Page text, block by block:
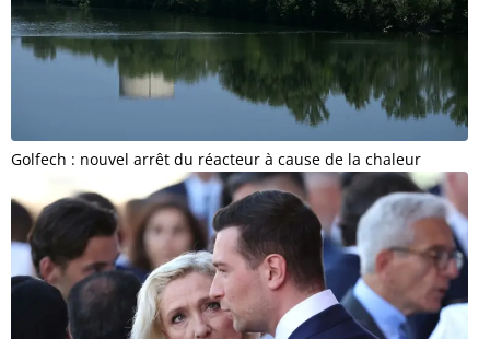
Golfech : nouvel arrêt du réacteur à cause de la chaleur